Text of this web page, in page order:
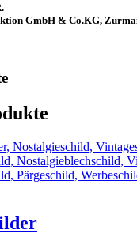
GmbH & Co.KG,